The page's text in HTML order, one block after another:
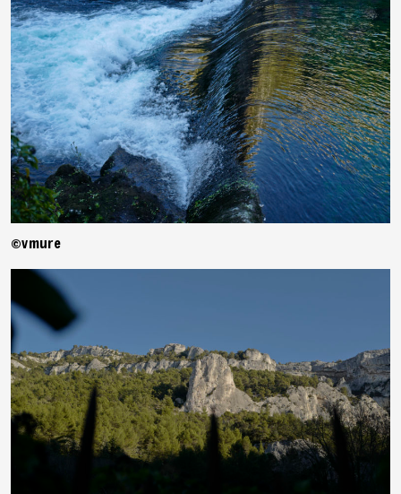
©vmure